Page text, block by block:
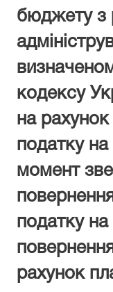
бюджету з
кодексу
на рахунок
податку на
момент
податку
рахунок